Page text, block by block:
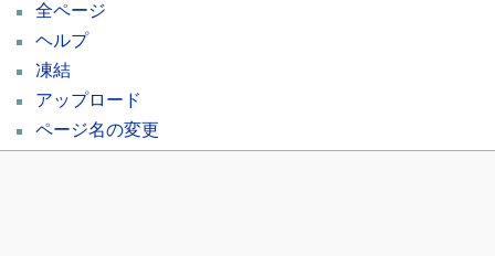
全ページ
ヘルプ
凍結
アップロード
ページ名の変更